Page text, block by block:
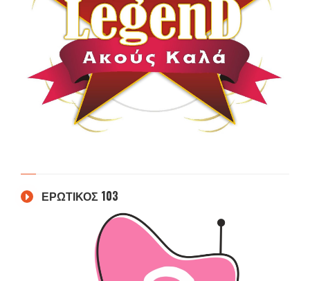
ΕΡΩΤΙΚΟΣ 103